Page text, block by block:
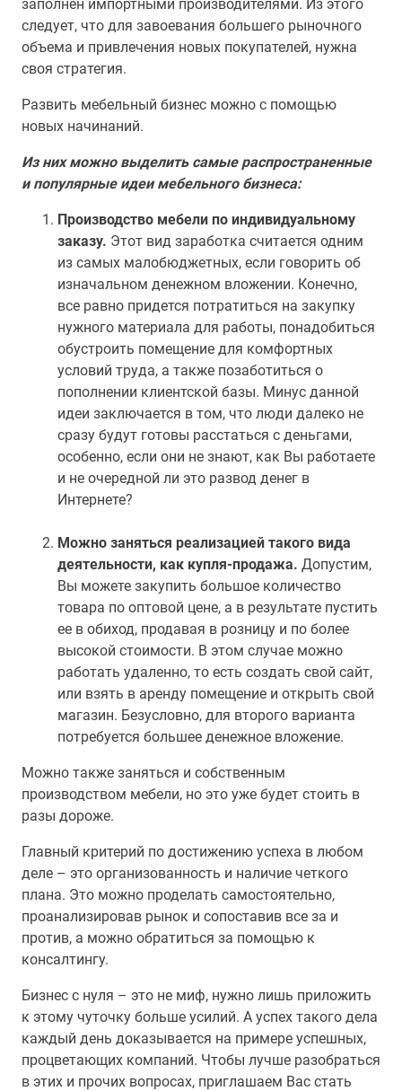
заполнен импортными производителями. Из этого
следует, что для завоевания большего рыночного
объема и привлечения новых покупателей, нужна
своя стратегия.
Развить мебельный бизнес можно с помощью
новых начинаний.
Из них можно выделить самые распространенные
и популярные идеи мебельного бизнеса:
Производство мебели по индивидуальному
заказу. Этот вид заработка считается одним
из самых малобюджетных, если говорить об
изначальном денежном вложении. Конечно,
все равно придется потратиться на закупку
нужного материала для работы, понадобиться
обустроить помещение для комфортных
условий труда, а также позаботиться о
пополнении клиентской базы. Минус данной
идеи заключается в том, что люди далеко не
сразу будут готовы расстаться с деньгами,
особенно, если они не знают, как Вы работаете
и не очередной ли это развод денег в
Интернете?
Можно заняться реализацией такого вида
деятельности, как купля-продажа. Допустим,
Вы можете закупить большое количество
товара по оптовой цене, а в результате пустить
ее в обиход, продавая в розницу и по более
высокой стоимости. В этом случае можно
работать удаленно, то есть создать свой сайт,
или взять в аренду помещение и открыть свой
магазин. Безусловно, для второго варианта
потребуется большее денежное вложение.
Можно также заняться и собственным
производством мебели, но это уже будет стоить в
разы дороже.
Главный критерий по достижению успеха в любом
деле – это организованность и наличие четкого
плана. Это можно проделать самостоятельно,
проанализировав рынок и сопоставив все за и
против, а можно обратиться за помощью к
консалтингу.
Бизнес с нуля – это не миф, нужно лишь приложить
к этому чуточку больше усилий. А успех такого дела
каждый день доказывается на примере успешных,
процветающих компаний. Чтобы лучше разобраться
в этих и прочих вопросах, приглашаем Вас стать